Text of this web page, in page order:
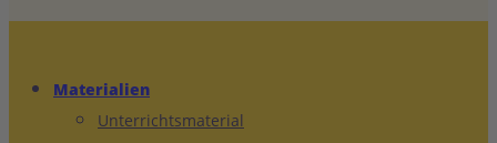
Materialien
Unterrichtsmaterial